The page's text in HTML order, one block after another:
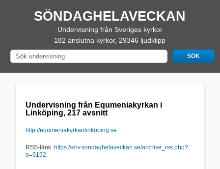
SÖNDAGHELAVECKAN
Undervisning från Sveriges kyrkor
182 anslutna kyrkor, 29346 ljudklipp
Undervisning från Equmeniakyrkan i
Linköping, 217 avsnitt
http://equmeniakyrkanlinkoping.se
RSS-länk: https://shv.sondaghelaveckan.se/archive_rss.php?
o=9192